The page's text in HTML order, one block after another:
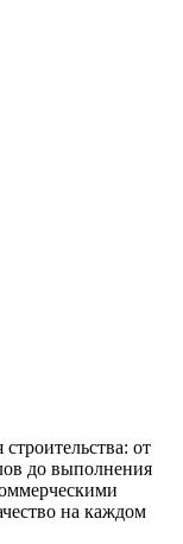
от
до выполнения
на каждом